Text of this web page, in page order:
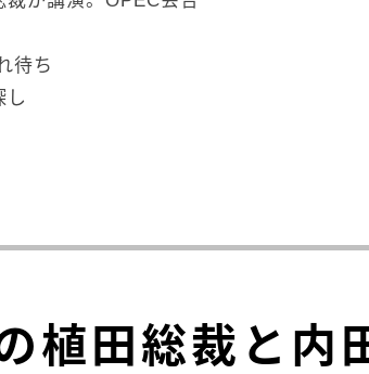
待ち
し
植田総裁と内